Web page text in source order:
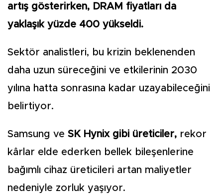
artış gösterirken, DRAM fiyatları da
yaklaşık yüzde 400 yükseldi.
Sektör analistleri, bu krizin beklenenden
daha uzun süreceğini ve etkilerinin 2030
yılına hatta sonrasına kadar uzayabileceğini
belirtiyor.
Samsung ve SK Hynix gibi üreticiler, rekor
kârlar elde ederken bellek bileşenlerine
bağımlı cihaz üreticileri artan maliyetler
nedeniyle zorluk yaşıyor.